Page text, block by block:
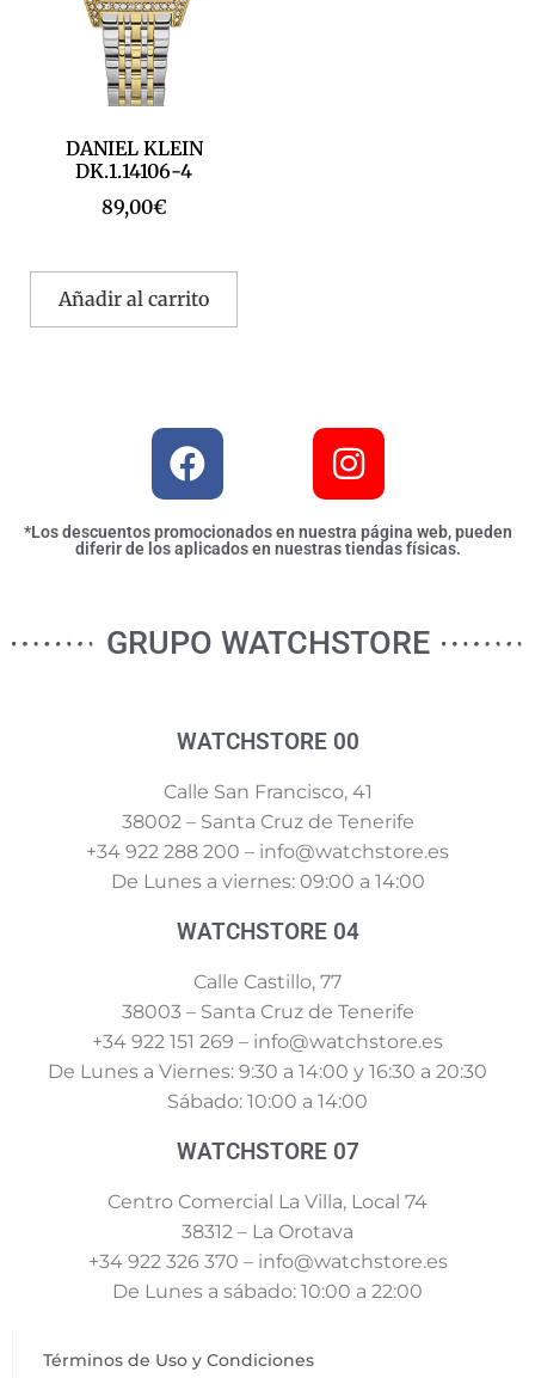
DANIEL KLEIN
DK.1.14106-4
89,00€
Añadir al carrito
*Los descuentos promocionados en nuestra página web, pueden
diferir de los aplicados en nuestras tiendas físicas.
GRUPO WATCHSTORE
WATCHSTORE 00
Calle San Francisco, 41
38002 – Santa Cruz de Tenerife
+34 922 288 200 – info@watchstore.es
De Lunes a viernes: 09:00 a 14:00
WATCHSTORE 04
Calle Castillo, 77
38003 – Santa Cruz de Tenerife
+34 922 151 269 – info@watchstore.es
De Lunes a Viernes: 9:30 a 14:00 y 16:30 a 20:30
Sábado: 10:00 a 14:00
WATCHSTORE 07
Centro Comercial La Villa, Local 74
38312 – La Orotava
+34 922 326 370 – info@watchstore.es
De Lunes a sábado: 10:00 a 22:00
Términos de Uso y Condiciones